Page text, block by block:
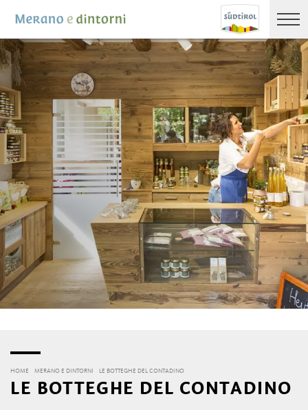
HOME MERANO E DINTORNI LE BOTTEGHE DEL CONTADINO
LE BOTTEGHE DEL CONTADINO